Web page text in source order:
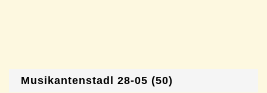
Musikantenstadl 28-05 (50)